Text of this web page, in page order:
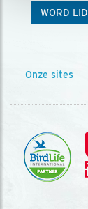
WORD LID
Onze sites